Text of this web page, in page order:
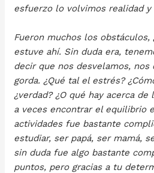
esfuerzo lo volvimos realidad y
Fueron muchos los obstáculos,
estuve ahí. Sin duda era,
decir que nos desvelamos, nos
gorda. ¿Qué tal el estrés?
¿verdad? ¿O qué hay acerca de
a veces encontrar el equilibrio
actividades fue bastante
estudiar, ser papá, ser mamá,
sin duda fue algo bastante
puntos, pero gracias a tu